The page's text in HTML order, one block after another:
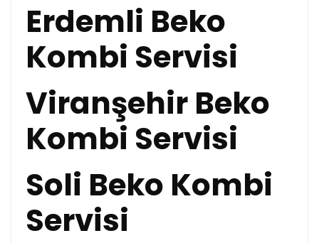
Erdemli Beko
Kombi Servisi
Viranşehir Beko
Kombi Servisi
Soli Beko Kombi
Servisi